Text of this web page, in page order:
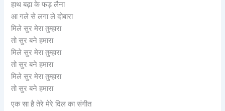
हाथ बढ़ा के फड़ लैना
आ गले से लगा ले दोबारा
मिले सुर मेरा तुम्हारा
तो सुर बने हमारा
मिले सुर मेरा तुम्हारा
तो सुर बने हमारा
मिले सुर मेरा तुम्हारा
तो सुर बने हमारा
एक सा है तेरे मेरे दिल का संगीत